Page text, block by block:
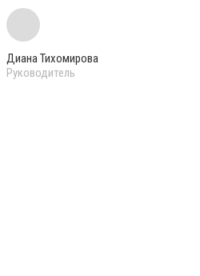
Диана Тихомирова
Руководитель